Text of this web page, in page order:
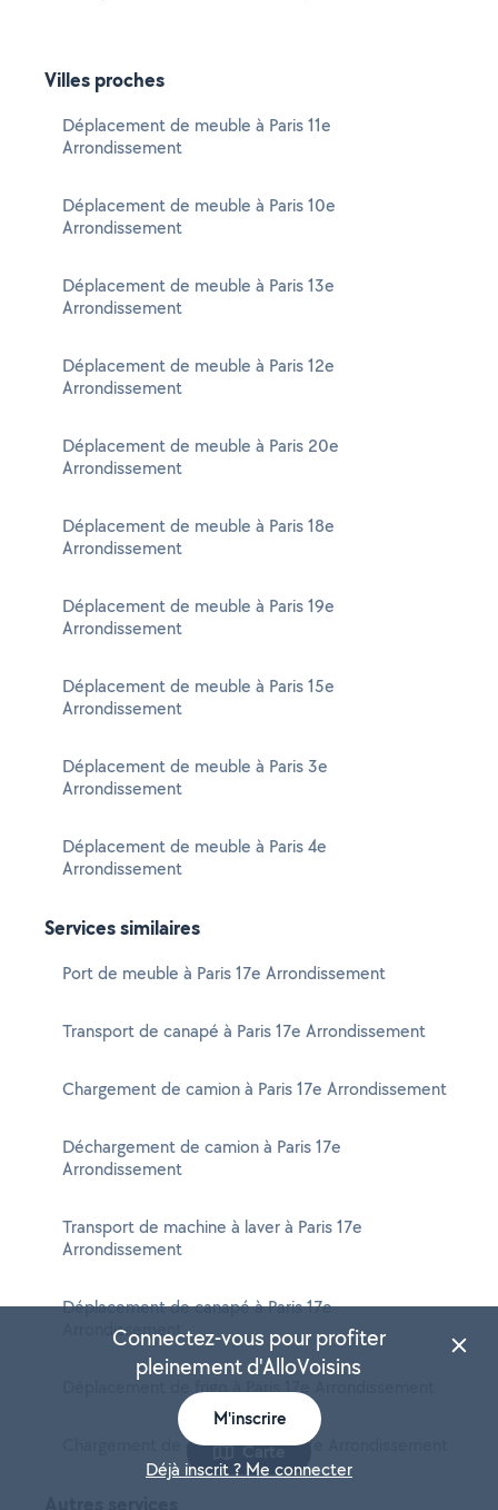
Villes proches
Déplacement de meuble à Paris 11e
Arrondissement
Déplacement de meuble à Paris 10e
Arrondissement
Déplacement de meuble à Paris 13e
Arrondissement
Déplacement de meuble à Paris 12e
Arrondissement
Déplacement de meuble à Paris 20e
Arrondissement
Déplacement de meuble à Paris 18e
Arrondissement
Déplacement de meuble à Paris 19e
Arrondissement
Déplacement de meuble à Paris 15e
Arrondissement
Déplacement de meuble à Paris 3e
Arrondissement
Déplacement de meuble à Paris 4e
Arrondissement
Services similaires
Port de meuble à Paris 17e Arrondissement
Transport de canapé à Paris 17e Arrondissement
Chargement de camion à Paris 17e Arrondissement
Déchargement de camion à Paris 17e
Arrondissement
Transport de machine à laver à Paris 17e
Arrondissement
Déplacement de canapé à Paris 17e
Arrondissement
Déplacement de frigo à Paris 17e Arrondissement
Chargement de canapé à Paris 17e Arrondissement
Carte
Connectez-vous pour profiter
pleinement d'AlloVoisins
M'inscrire
Déjà inscrit ? Me connecter